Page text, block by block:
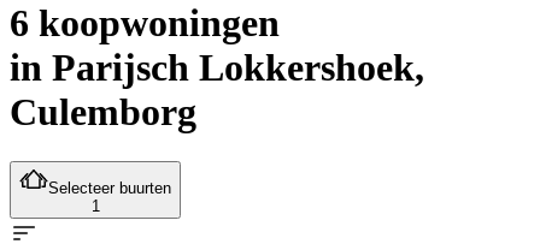
6 koopwoningen
in Parijsch Lokkershoek,
Culemborg
Selecteer buurten
1